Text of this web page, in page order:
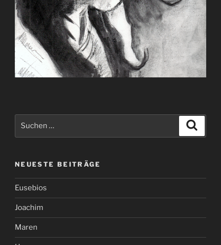
NEUESTE BEITRÄGE
Eusebios
Joachim
Maren